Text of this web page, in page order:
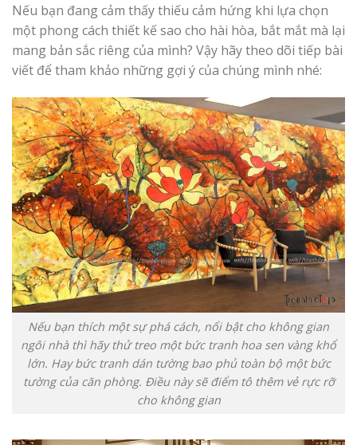
Nếu bạn đang cảm thấy thiếu cảm hứng khi lựa chọn
một phong cách thiết kế sao cho hài hòa, bắt mắt mà lại
mang bản sắc riêng của mình? Vậy hãy theo dõi tiếp bài
viết để tham khảo những gợi ý của chúng mình nhé:
Nếu bạn thích một sự phá cách, nổi bật cho không gian
ngôi nhà thì hãy thử treo một bức tranh hoa sen vàng khổ
lớn. Hay bức tranh dán tường bao phủ toàn bộ một bức
tường của căn phòng. Điều này sẽ điểm tô thêm vẻ rực rỡ
cho không gian